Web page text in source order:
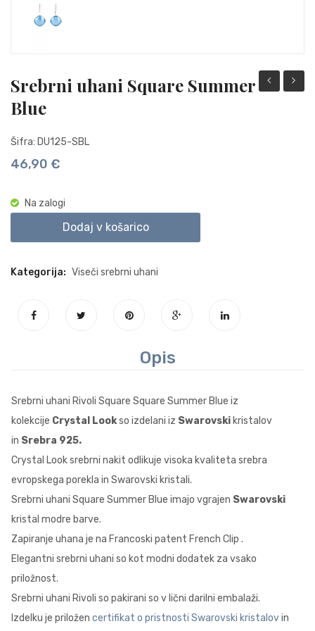
Srebrni uhani Square Summer
Blue
Šifra: DU125-SBL
46,90 €
Na zalogi
Dodaj v košarico
Kategorija: Viseči srebrni uhani
Opis
Srebrni uhani Rivoli Square Square Summer Blue iz
kolekcije Crystal Lookso izdelani iz Swarovski kristalov
in Srebra 925.
Crystal Look srebrni nakit odlikuje visoka kvaliteta srebra
evropskega porekla in Swarovski kristali.
Srebrni uhani Square Summer Blue imajo vgrajen Swarovski
kristal modre barve.
Zapiranje uhana je na Francoski patent French Clip .
Elegantni srebrni uhani so kot modni dodatek za vsako
priložnost.
Srebrni uhani Rivoli so pakirani so v lični darilni embalaži.
Izdelku je priložen certifikat o pristnosti Swarovski kristalovin